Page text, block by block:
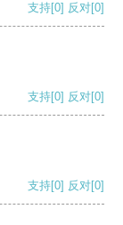
支持[0] 反对[0]
支持[0] 反对[0]
支持[0] 反对[0]